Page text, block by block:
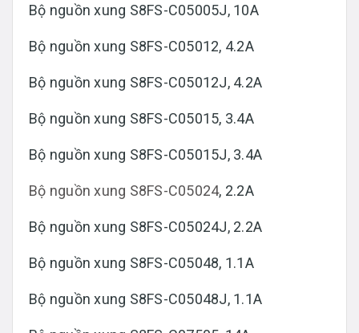
Bộ nguồn xung S8FS-C05005J, 10A
Bộ nguồn xung S8FS-C05012, 4.2A
Bộ nguồn xung S8FS-C05012J, 4.2A
Bộ nguồn xung S8FS-C05015, 3.4A
Bộ nguồn xung S8FS-C05015J, 3.4A
Bộ nguồn xung S8FS-C05024, 2.2A
Bộ nguồn xung S8FS-C05024J, 2.2A
Bộ nguồn xung S8FS-C05048, 1.1A
Bộ nguồn xung S8FS-C05048J, 1.1A